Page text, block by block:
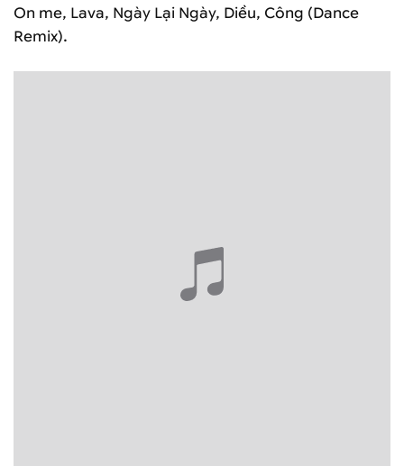
On me, Lava, Ngày Lại Ngày, Diều, Công (Dance
Remix).